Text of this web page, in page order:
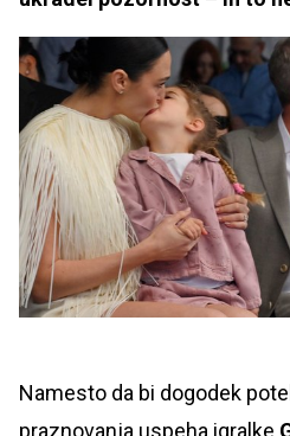
Namesto da bi dogodek
praznovanja uspeha igralke